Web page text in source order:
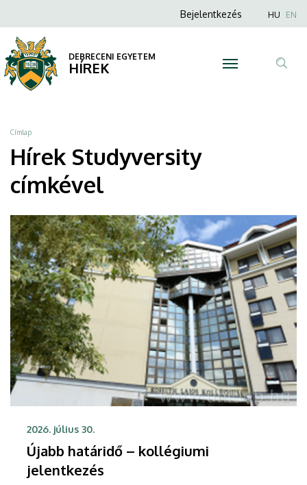
DEBRECENI
EGYETEM
a
tartalomra
Anonim
menüje
Bejelentkezés HU EN
DEBRECENI EGYETEM
HÍREK
Morzsa
Címlap
Hírek Studyversity
címkével
2026. július 30.
Újabb határidő – kollégiumi
jelentkezés